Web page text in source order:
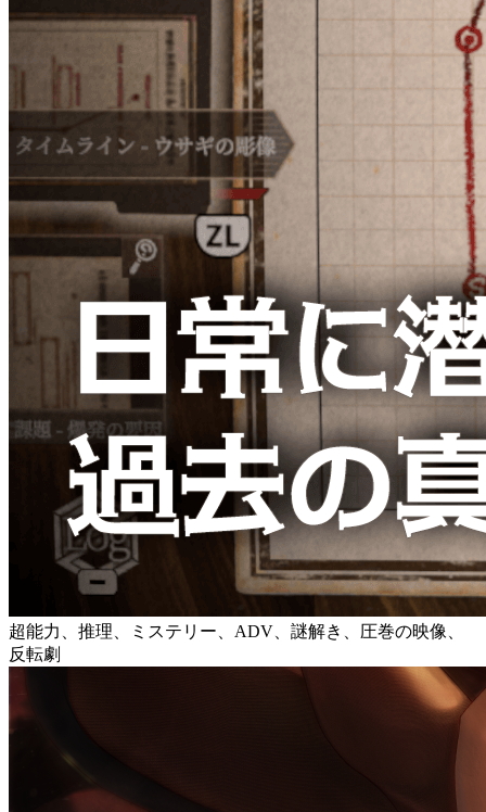
超能力、推理、ミステリー、ADV、謎解き、圧巻の映像、
反転劇